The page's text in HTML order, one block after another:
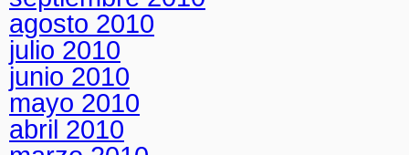
agosto 2010
julio 2010
junio 2010
mayo 2010
abril 2010